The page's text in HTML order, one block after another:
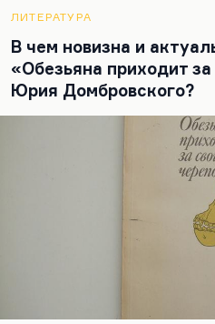
ЛИТЕРАТУРА
В чем новизна и
«Обезьяна приходит
Юрия Домбровского?